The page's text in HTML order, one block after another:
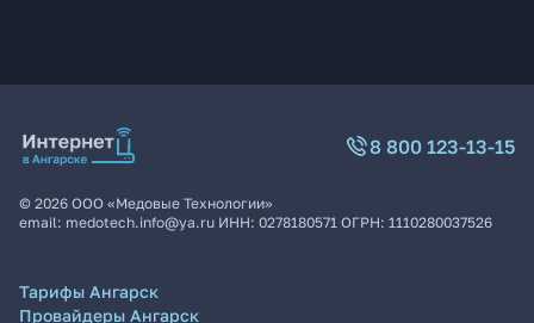
8 800 123-13-15
© 2026 ООО «Медовые Технологии»
email: medotech.info@ya.ru ИНН: 0278180571 ОГРН: 1110280037526
Тарифы Ангарск
Провайдеры Ангарск